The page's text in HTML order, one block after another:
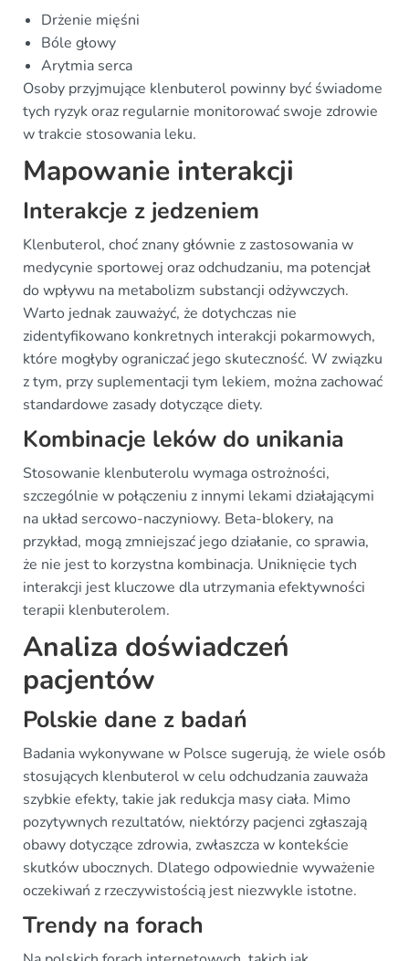
Drżenie mięśni
Bóle głowy
Arytmia serca
Osoby przyjmujące klenbuterol powinny być świadome
tych ryzyk oraz regularnie monitorować swoje zdrowie
w trakcie stosowania leku.
Mapowanie interakcji
Interakcje z jedzeniem
Klenbuterol, choć znany głównie z zastosowania w
medycynie sportowej oraz odchudzaniu, ma potencjał
do wpływu na metabolizm substancji odżywczych.
Warto jednak zauważyć, że dotychczas nie
zidentyfikowano konkretnych interakcji pokarmowych,
które mogłyby ograniczać jego skuteczność. W związku
z tym, przy suplementacji tym lekiem, można zachować
standardowe zasady dotyczące diety.
Kombinacje leków do unikania
Stosowanie klenbuterolu wymaga ostrożności,
szczególnie w połączeniu z innymi lekami działającymi
na układ sercowo-naczyniowy. Beta-blokery, na
przykład, mogą zmniejszać jego działanie, co sprawia,
że nie jest to korzystna kombinacja. Uniknięcie tych
interakcji jest kluczowe dla utrzymania efektywności
terapii klenbuterolem.
Analiza doświadczeń
pacjentów
Polskie dane z badań
Badania wykonywane w Polsce sugerują, że wiele osób
stosujących klenbuterol w celu odchudzania zauważa
szybkie efekty, takie jak redukcja masy ciała. Mimo
pozytywnych rezultatów, niektórzy pacjenci zgłaszają
obawy dotyczące zdrowia, zwłaszcza w kontekście
skutków ubocznych. Dlatego odpowiednie wyważenie
oczekiwań z rzeczywistością jest niezwykle istotne.
Trendy na forach